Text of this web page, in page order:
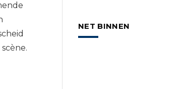
NET BINNEN